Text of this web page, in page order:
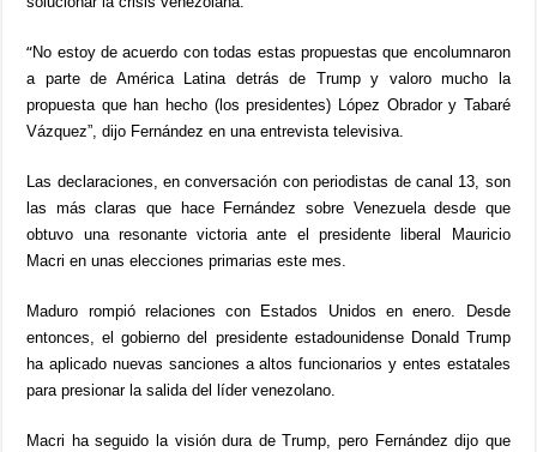
“No estoy de acuerdo con todas estas propuestas que encolumnaron
a parte de América Latina detrás de Trump y valoro mucho la
propuesta que han hecho (los presidentes) López Obrador y Tabaré
Vázquez”, dijo Fernández en una entrevista televisiva.
Las declaraciones, en conversación con periodistas de canal 13, son
las más claras que hace Fernández sobre Venezuela desde que
obtuvo una resonante victoria ante el presidente liberal Mauricio
Macri en unas elecciones primarias este mes.
Maduro rompió relaciones con Estados Unidos en enero. Desde
entonces, el gobierno del presidente estadounidense Donald Trump
ha aplicado nuevas sanciones a altos funcionarios y entes estatales
para presionar la salida del líder venezolano.
Macri ha seguido la visión dura de Trump, pero Fernández dijo que